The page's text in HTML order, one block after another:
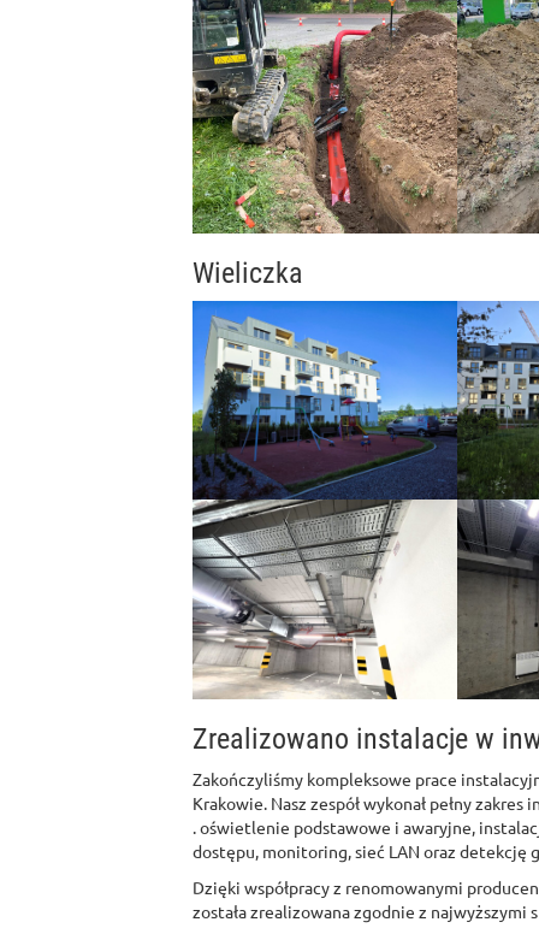
Wieliczka
Zrealizowano instalacje w
Zakończyliśmy kompleksowe prace
Krakowie. Nasz zespół wykonał pełny
. oświetlenie podstawowe i awaryjne,
dostępu, monitoring, sieć LAN oraz detekcję
Dzięki współpracy z renomowanymi
została zrealizowana zgodnie z